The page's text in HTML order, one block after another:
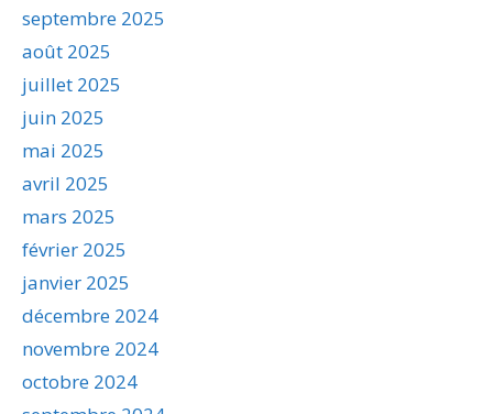
septembre 2025
août 2025
juillet 2025
juin 2025
mai 2025
avril 2025
mars 2025
février 2025
janvier 2025
décembre 2024
novembre 2024
octobre 2024